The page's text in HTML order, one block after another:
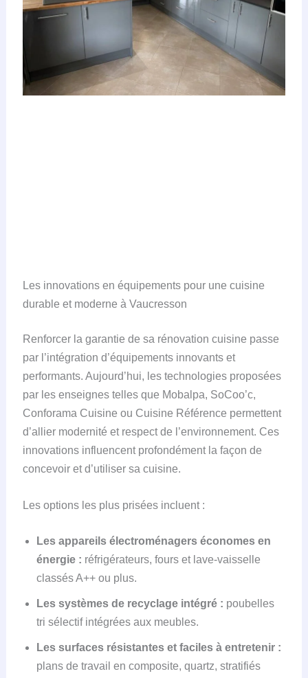
Les innovations en équipements pour une cuisine
durable et moderne à Vaucresson
Renforcer la garantie de sa rénovation cuisine passe
par l’intégration d’équipements innovants et
performants. Aujourd’hui, les technologies proposées
par les enseignes telles que Mobalpa, SoCoo’c,
Conforama Cuisine ou Cuisine Référence permettent
d’allier modernité et respect de l’environnement. Ces
innovations influencent profondément la façon de
concevoir et d’utiliser sa cuisine.
Les options les plus prisées incluent :
Les appareils électroménagers économes en
énergie : réfrigérateurs, fours et lave-vaisselle
classés A++ ou plus.
Les systèmes de recyclage intégré : poubelles
tri sélectif intégrées aux meubles.
Les surfaces résistantes et faciles à entretenir :
plans de travail en composite, quartz, stratifiés